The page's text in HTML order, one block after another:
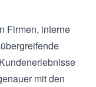
Firmen, interne
mit den